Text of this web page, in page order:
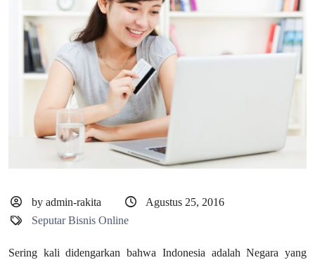
by admin-rakita
Agustus 25, 2016
Seputar Bisnis Online
Sering kali didengarkan bahwa Indonesia adalah Negara yang